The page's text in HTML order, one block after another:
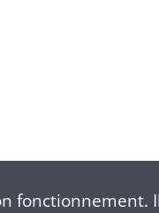
fonctionnement.